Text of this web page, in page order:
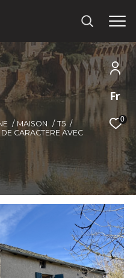
Fr
0
MAISON
T5
CARACTERE AVEC